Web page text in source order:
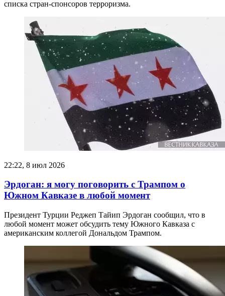
списка стран-спонсоров терроризма.
22:22, 8 июл 2026
Эрдоган: я могу поговорить с Трампом о
Южном Кавказе в любой момент
Президент Турции Реджеп Тайип Эрдоган сообщил, что в
любой момент может обсудить тему Южного Кавказа с
американским коллегой Дональдом Трампом.